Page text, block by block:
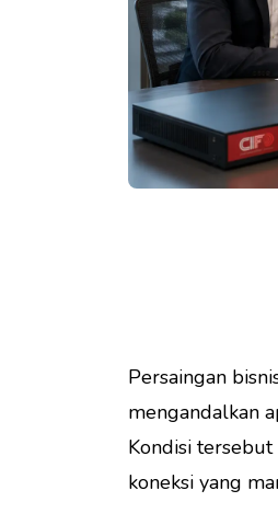
Persaingan
mengandalkan
Kondisi
koneksi yang